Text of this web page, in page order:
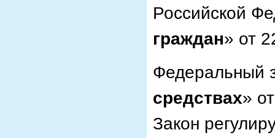
Российской
граждан» от
Федеральный
средствах»
Закон